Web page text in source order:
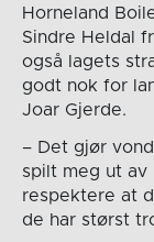
Horneland
Sindre Heldal
også lagets
godt nok for
Joar Gjerde.
– Det gjør
spilt meg ut av
respektere at
de har størst